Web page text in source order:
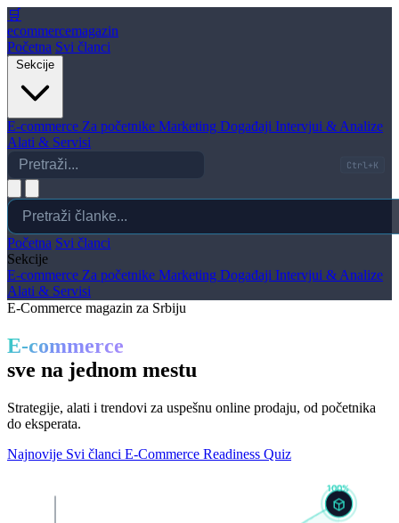
🛒
ecommercemagazin
Početna Svi članci
Sekcije
E-commerce Za početnike Marketing Događaji Intervjui & Analize
Alati & Servisi
Ctrl+K
Početna Svi članci
Sekcije
E-commerce Za početnike Marketing Događaji Intervjui & Analize
Alati & Servisi
E-Commerce magazin za Srbiju
E-commerce
sve na jednom mestu
Strategije, alati i trendovi za uspešnu online prodaju, od početnika
do eksperata.
Najnovije Svi članci E-Commerce Readiness Quiz